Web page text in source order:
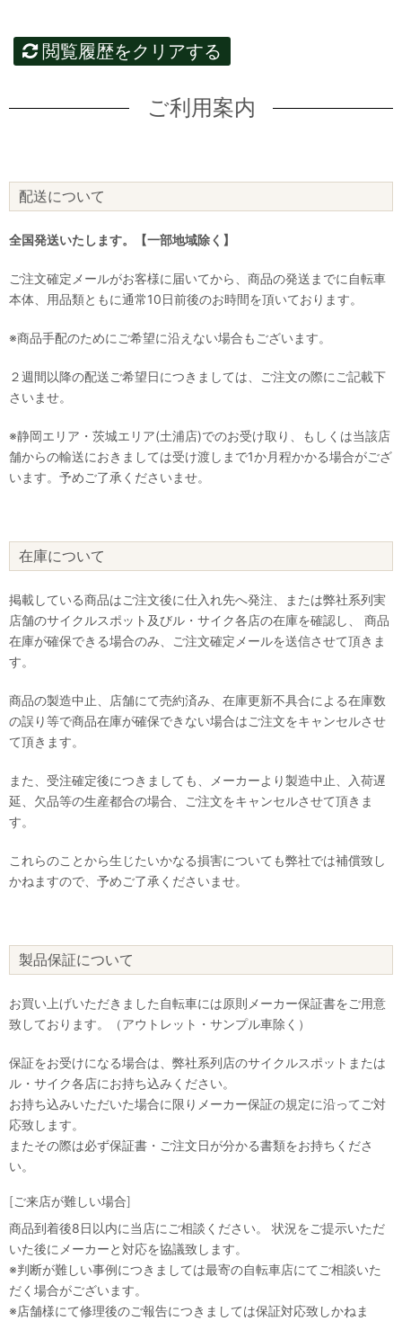
閲覧履歴をクリアする
ご利用案内
配送について
全国発送いたします。【一部地域除く】
ご注文確定メールがお客様に届いてから、商品の発送までに自転車
本体、用品類ともに通常10日前後のお時間を頂いております。
※商品手配のためにご希望に沿えない場合もございます。
２週間以降の配送ご希望日につきましては、ご注文の際にご記載下
さいませ。
※静岡エリア・茨城エリア(土浦店)でのお受け取り、もしくは当該店
舗からの輸送におきましては受け渡しまで1か月程かかる場合がござ
います。予めご了承くださいませ。
在庫について
掲載している商品はご注文後に仕入れ先へ発注、または弊社系列実
店舗のサイクルスポット及びル・サイク各店の在庫を確認し、 商品
在庫が確保できる場合のみ、ご注文確定メールを送信させて頂きま
す。
商品の製造中止、店舗にて売約済み、在庫更新不具合による在庫数
の誤り等で商品在庫が確保できない場合はご注文をキャンセルさせ
て頂きます。
また、受注確定後につきましても、メーカーより製造中止、入荷遅
延、欠品等の生産都合の場合、ご注文をキャンセルさせて頂きま
す。
これらのことから生じたいかなる損害についても弊社では補償致し
かねますので、予めご了承くださいませ。
製品保証について
お買い上げいただきました自転車には原則メーカー保証書をご用意
致しております。（アウトレット・サンプル車除く）
保証をお受けになる場合は、弊社系列店のサイクルスポットまたは
ル・サイク各店にお持ち込みください。
お持ち込みいただいた場合に限りメーカー保証の規定に沿ってご対
応致します。
またその際は必ず保証書・ご注文日が分かる書類をお持ちくださ
い。
[ご来店が難しい場合]
商品到着後8日以内に当店にご相談ください。 状況をご提示いただ
いた後にメーカーと対応を協議致します。
※判断が難しい事例につきましては最寄の自転車店にてご相談いた
だく場合がございます。
※店舗様にて修理後のご報告につきましては保証対応致しかねま